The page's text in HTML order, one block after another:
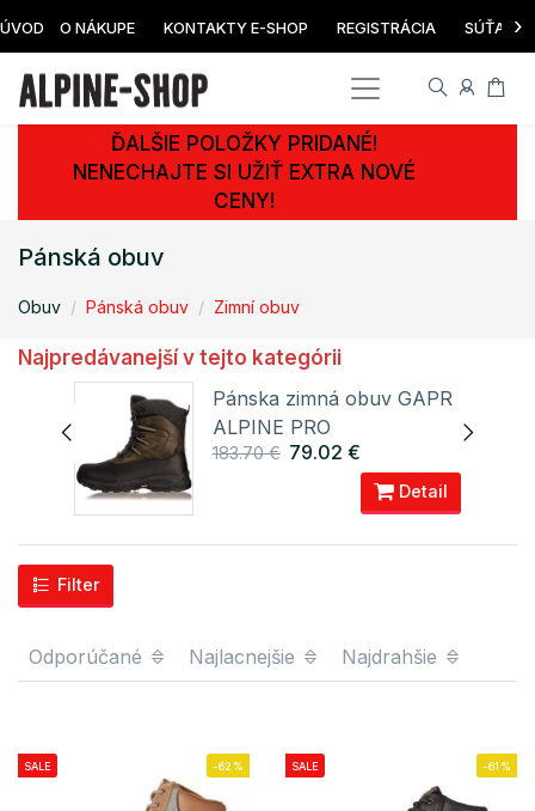
ÚVOD O NÁKUPE KONTAKTY E-SHOP REGISTRÁCIA SÚŤAŽ ›
ĎALŠIE POLOŽKY PRIDANÉ!
NENECHAJTE SI UŽIŤ EXTRA NOVÉ
CENY!
Pánská obuv
Obuv Pánská obuv Zimní obuv
Najpredávanejší v tejto kategórii
Pánska zimná obuv GAPR
ALPINE PRO
183.70 € 79.02 €
Detail
Filter
Odporúčané Najlacnejšie Najdrahšie
SALE -62% SALE -61%